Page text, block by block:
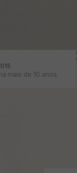
mais de 10 anos.